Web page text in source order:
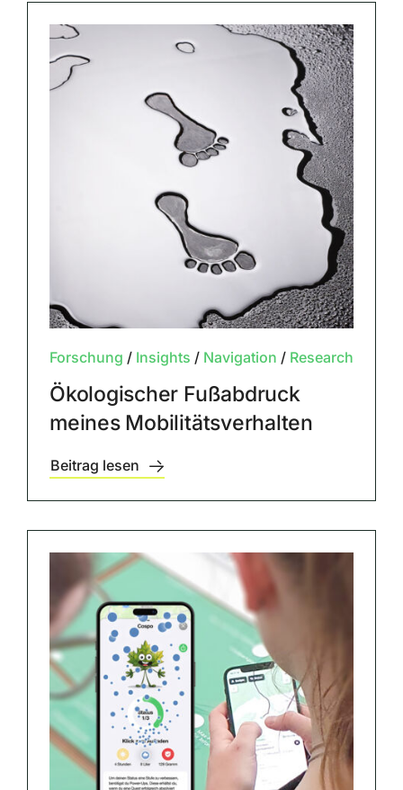
Forschung / Insights / Navigation / Research
Ökologischer Fußabdruck
meines Mobilitätsverhalten
Beitrag lesen